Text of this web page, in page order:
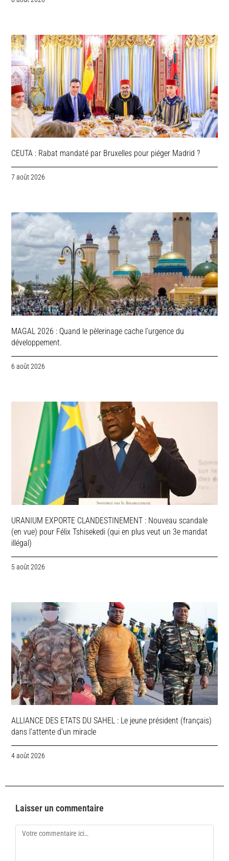
CEUTA : Rabat mandaté par Bruxelles pour piéger Madrid ?
7 août 2026
MAGAL 2026 : Quand le pèlerinage cache l’urgence du
développement.
6 août 2026
URANIUM EXPORTE CLANDESTINEMENT : Nouveau scandale
(en vue) pour Félix Tshisekedi (qui en plus veut un 3e mandat
illégal)
5 août 2026
ALLIANCE DES ETATS DU SAHEL : Le jeune président (français)
dans l’attente d’un miracle
4 août 2026
Laisser un commentaire